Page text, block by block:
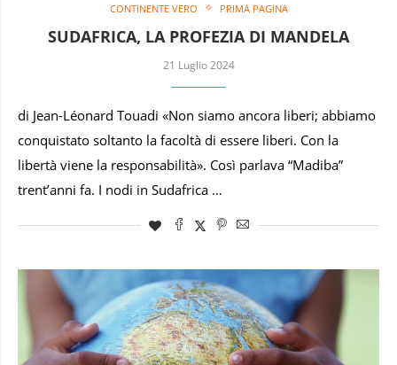
CONTINENTE VERO PRIMA PAGINA
SUDAFRICA, LA PROFEZIA DI MANDELA
21 Luglio 2024
di Jean-Léonard Touadi «Non siamo ancora liberi; abbiamo
conquistato soltanto la facoltà di essere liberi. Con la
libertà viene la responsabilità». Così parlava “Madiba”
trent’anni fa. I nodi in Sudafrica …